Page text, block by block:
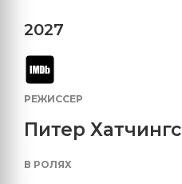
2027
РЕЖИССЕР
Питер Хатчингс
В РОЛЯХ